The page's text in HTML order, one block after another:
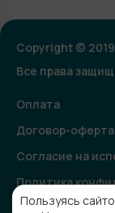
Copyright ©
Все права
Оплата
Договор-оферта
Согласие на
Политика
Согласие на
Пользуясь